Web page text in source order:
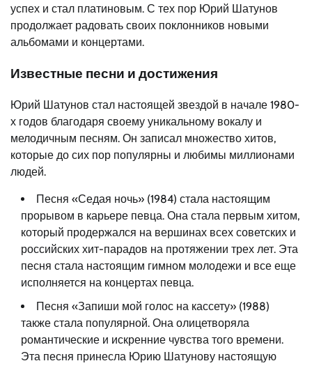
успех и стал платиновым. С тех пор Юрий Шатунов
продолжает радовать своих поклонников новыми
альбомами и концертами.
Известные песни и достижения
Юрий Шатунов стал настоящей звездой в начале 1980-
х годов благодаря своему уникальному вокалу и
мелодичным песням. Он записал множество хитов,
которые до сих пор популярны и любимы миллионами
людей.
Песня «Седая ночь» (1984) стала настоящим
прорывом в карьере певца. Она стала первым хитом,
который продержался на вершинах всех советских и
российских хит-парадов на протяжении трех лет. Эта
песня стала настоящим гимном молодежи и все еще
исполняется на концертах певца.
Песня «Запиши мой голос на кассету» (1988)
также стала популярной. Она олицетворяла
романтические и искренние чувства того времени.
Эта песня принесла Юрию Шатунову настоящую